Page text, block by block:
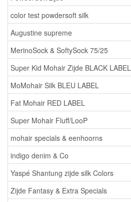
color test powdersoft silk
Augustine supreme
MerinoSock & SoftySock 75/25
Super Kid Mohair Zijde BLACK LABEL
MoMohair Silk BLEU LABEL
Fat Mohair RED LABEL
Super Mohair Fluff/LooP
mohair specials & eenhoorns
indigo denim & Co
Yaspé Shantung zijde silk Colors
Zijde Fantasy & Extra Specials